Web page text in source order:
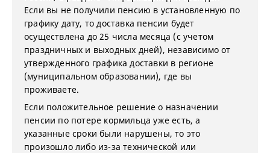
Если вы не получили пенсию в установленную по
графику дату, то доставка пенсии будет
осуществлена до 25 числа месяца (с учетом
праздничных и выходных дней), независимо от
утвержденного графика доставки в регионе
(муниципальном образовании), где вы
проживаете.
Если положительное решение о назначении
пенсии по потере кормильца уже есть, а
указанные сроки были нарушены, то это
произошло либо из-за технической или